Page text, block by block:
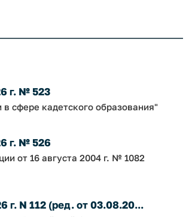
г. № 523
сфере кадетского образования"
г. № 526
от 16 августа 2004 г. № 1082
г. N 112 (ред. от 03.08.20...